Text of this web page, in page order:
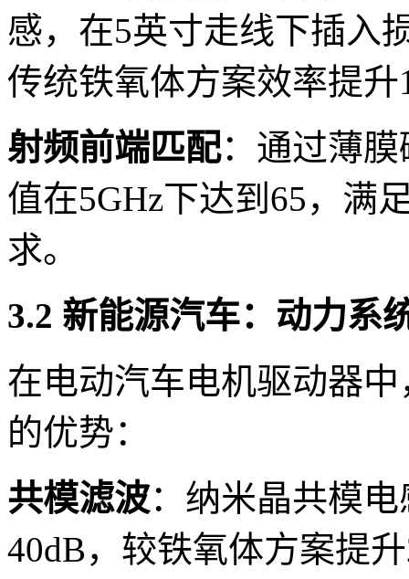
感，在5英寸走线下插入
传统铁氧体方案效率提升
射频前端匹配：通过薄膜
值在5GHz下达到65，满
求。
3.2 新能源汽车：动力系
在电动汽车电机驱动器
的优势：
共模滤波：纳米晶共模
40dB，较铁氧体方案提